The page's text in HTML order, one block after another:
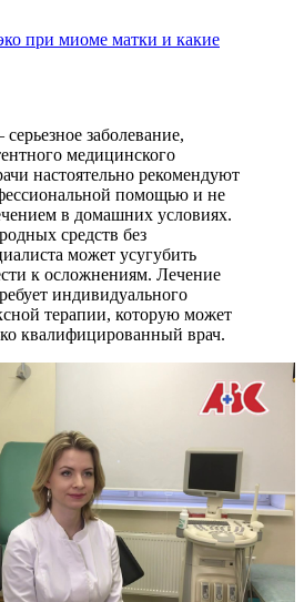
при миоме матки и какие
заболевание,
медицинского
настоятельно рекомендуют
помощью и не
в домашних условиях.
средств без
может усугубить
к осложнениям. Лечение
индивидуального
терапии, которую может
квалифицированный врач.